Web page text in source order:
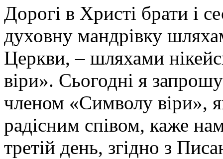
Дорогі в Христі брати і
духовну мандрівку
Церкви, – шляхами
віри». Сьогодні я
членом «Символу віри»,
радісним співом, каже
третій день, згідно з